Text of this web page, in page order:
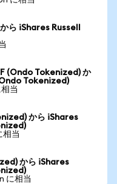
ら iShares Russell
(Ondo Tokenized) か
Tokenized)
当
から iShares
相当
から iShares
に相当